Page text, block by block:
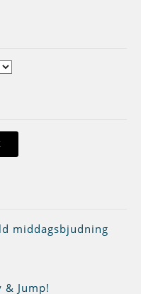
middagsbjudning
Jump!